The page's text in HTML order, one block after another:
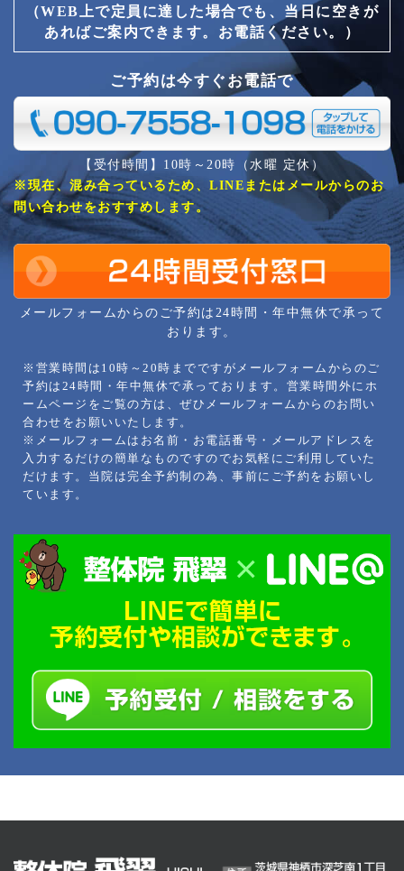
（WEB上で定員に達した場合でも、当日に空きが
あればご案内できます。お電話ください。）
ご予約は今すぐお電話で
【受付時間】10時～20時（水曜 定休）
※現在、混み合っているため、LINEまたはメールからのお
問い合わせをおすすめします。
メールフォームからのご予約は24時間・年中無休で承って
おります。
※営業時間は10時～20時までですがメールフォームからのご
予約は24時間・年中無休で承っております。営業時間外にホ
ームページをご覧の方は、ぜひメールフォームからのお問い
合わせをお願いいたします。
※メールフォームはお名前・お電話番号・メールアドレスを
入力するだけの簡単なものですのでお気軽にご利用していた
だけます。当院は完全予約制の為、事前にご予約をお願いし
ています。